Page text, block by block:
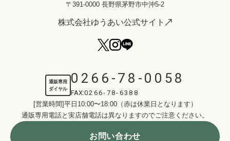
〒391-0000 長野県茅野市中沖5-2
株式会社ゆうあい公式サイト
通販専用
ダイヤル
0266-78-0058
FAX:0266-78-6388
[営業時間]平日10:00〜18:00（赤は休業日となります）
通販専用電話と実店舗電話は異なりますのでご注意ください。
お問い合わせ